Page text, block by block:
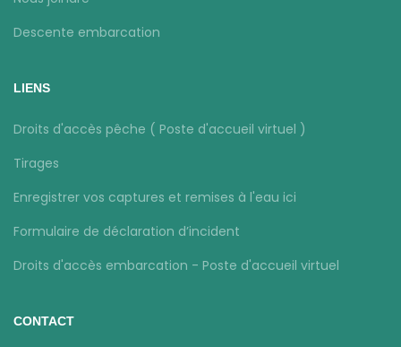
Descente embarcation
LIENS
Droits d'accès pêche ( Poste d'accueil virtuel )
Tirages
Enregistrer vos captures et remises à l'eau ici
Formulaire de déclaration d’incident
Droits d'accès embarcation - Poste d'accueil virtuel
CONTACT